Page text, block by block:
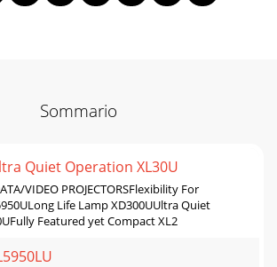
Sommario
Quiet Operation XL30U
VIDEO PROJECTORSFlexibility For
Life Lamp XD300UUltra Quiet
Featured yet Compact XL2